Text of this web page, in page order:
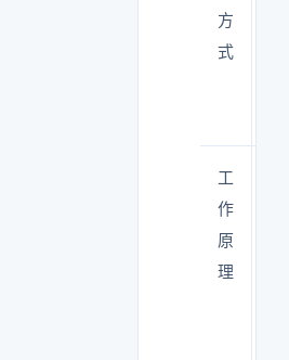
方
式
工
作
原
理